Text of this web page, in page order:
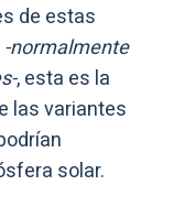
de estas
-normalmente
, esta es la
las variantes
solar.